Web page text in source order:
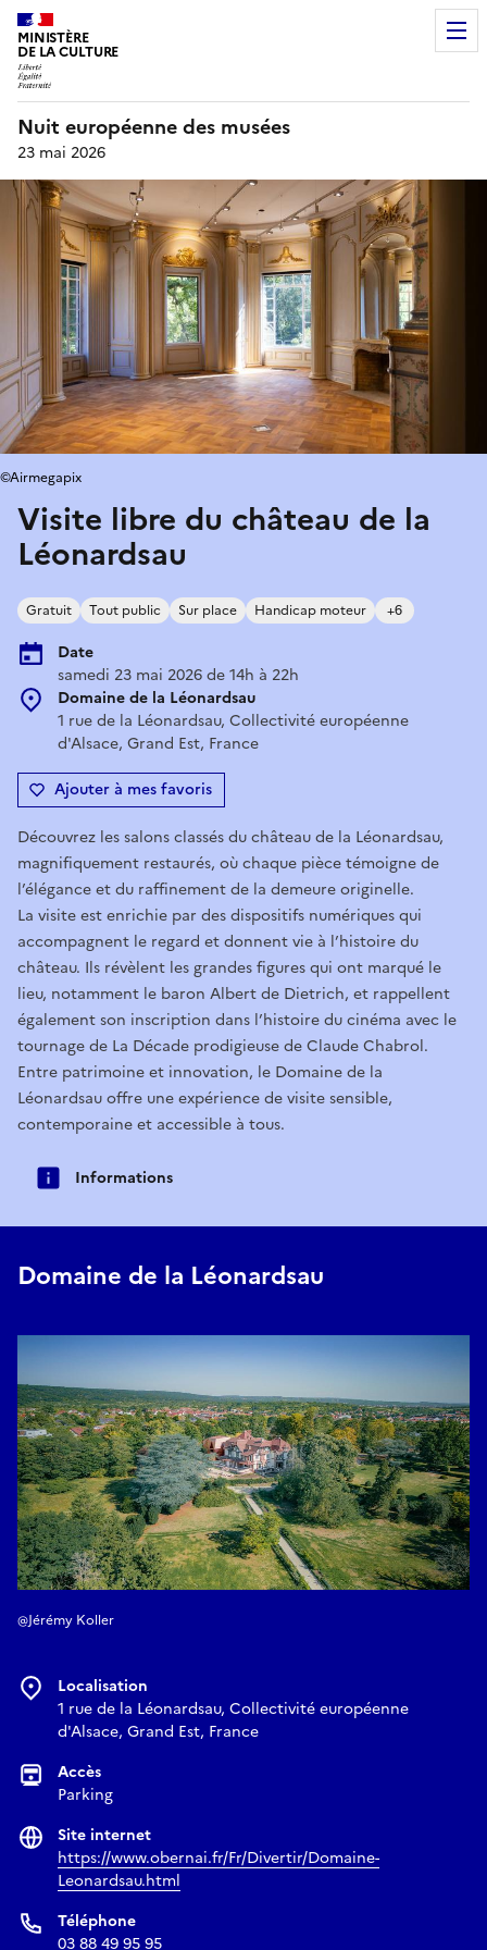
MINISTÈRE
DE LA CULTURE
Nuit européenne des musées
23 mai 2026
Visite libre du château de la
Léonardsau
Gratuit Tout public Sur place Handicap moteur +6
Date
samedi 23 mai 2026 de 14h à 22h
Domaine de la Léonardsau
1 rue de la Léonardsau, Collectivité européenne
d'Alsace, Grand Est, France
Ajouter à mes favoris
©Airmegapix
Découvrez les salons classés du château de la Léonardsau,
magnifiquement restaurés, où chaque pièce témoigne de
l’élégance et du raffinement de la demeure originelle.
La visite est enrichie par des dispositifs numériques qui
accompagnent le regard et donnent vie à l’histoire du
château. Ils révèlent les grandes figures qui ont marqué le
lieu, notamment le baron Albert de Dietrich, et rappellent
également son inscription dans l’histoire du cinéma avec le
tournage de La Décade prodigieuse de Claude Chabrol.
Entre patrimoine et innovation, le Domaine de la
Léonardsau offre une expérience de visite sensible,
contemporaine et accessible à tous.
Informations
Domaine de la Léonardsau
@Jérémy Koller
Localisation
1 rue de la Léonardsau, Collectivité européenne
d'Alsace, Grand Est, France
Accès
Parking
Site internet
https://www.obernai.fr/Fr/Divertir/Domaine-
Leonardsau.html
Téléphone
03 88 49 95 95